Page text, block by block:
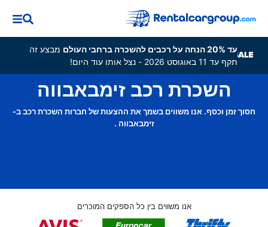
עד 20% הנחה על רכבים להשכרה ברחבי העולם
מבצע זה
תקף עד 11 באוגוסט 2026 - נצל אותו עוד היום!
השכרת רכב זימבאבווה
חסוך זמן וכסף. אנו משווים בשמך את ההצעות של חברות השכרת רכב ב-
זימבאבווה .
אנו משווים בין כל הספקים המוכרים